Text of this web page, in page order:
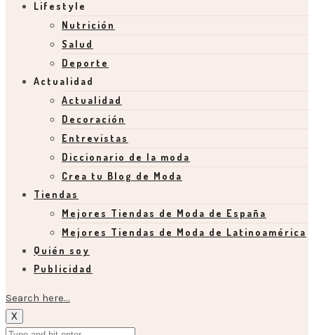
Lifestyle
Nutrición
Salud
Deporte
Actualidad
Actualidad
Decoración
Entrevistas
Diccionario de la moda
Crea tu Blog de Moda
Tiendas
Mejores Tiendas de Moda de España
Mejores Tiendas de Moda de Latinoamérica
Quién soy
Publicidad
Search here...
X